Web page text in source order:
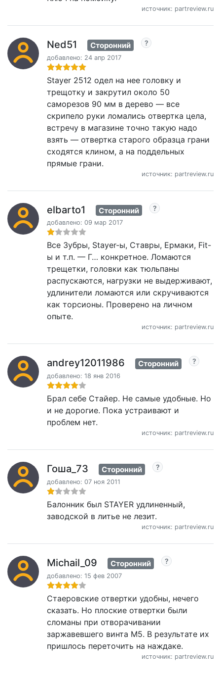
источник: partreview.ru
Ned51 Сторонний
добавлено: 24 апр 2017
Stayer 2512 одел на нее головку и
трещотку и закрутил около 50
саморезов 90 мм в дерево — все
скрипело руки ломались отвертка цела,
встречу в магазине точно такую надо
взять — отвертка старого образца грани
сходятся клином, а на поддельных
прямые грани.
источник: partreview.ru
elbarto1 Сторонний
добавлено: 09 мар 2017
Все Зубры, Stayer-ы, Ставры, Ермаки, Fit-
ы и т.п. — Г… конкретное. Ломаются
трещетки, головки как тюльпаны
распускаются, нагрузки не выдерживают,
удлинители ломаются или скручиваются
как торсионы. Проверено на личном
опыте.
источник: partreview.ru
andrey12011986 Сторонний
добавлено: 18 янв 2016
Брал себе Стайер. Не самые удобные. Но
и не дорогие. Пока устраивают и
проблем нет.
источник: partreview.ru
Гоша_73 Сторонний
добавлено: 07 ноя 2011
Балонник был STAYER удлиненный,
заводской в литье не лезит.
источник: partreview.ru
Michail_09 Сторонний
добавлено: 15 фев 2007
Стаеровские отвертки удобны, нечего
сказать. Но плоские отвертки были
сломаны при отворачивании
заржавевшего винта М5. В результате их
пришлось переточить на наждаке.
источник: partreview.ru